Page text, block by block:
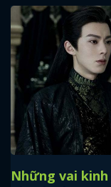
Những vai